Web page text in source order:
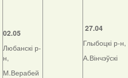
02.05
Любанскі р-
н,
М.Верабей
27.04
Глыбоцкі р-н,
А.Вінчэўскі